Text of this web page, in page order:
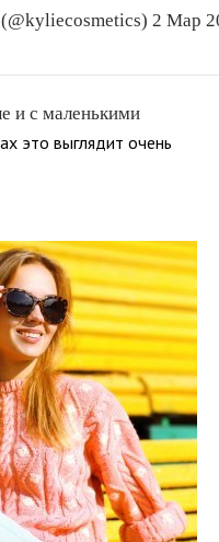
2 Мар
и с маленькими
это выглядит очень